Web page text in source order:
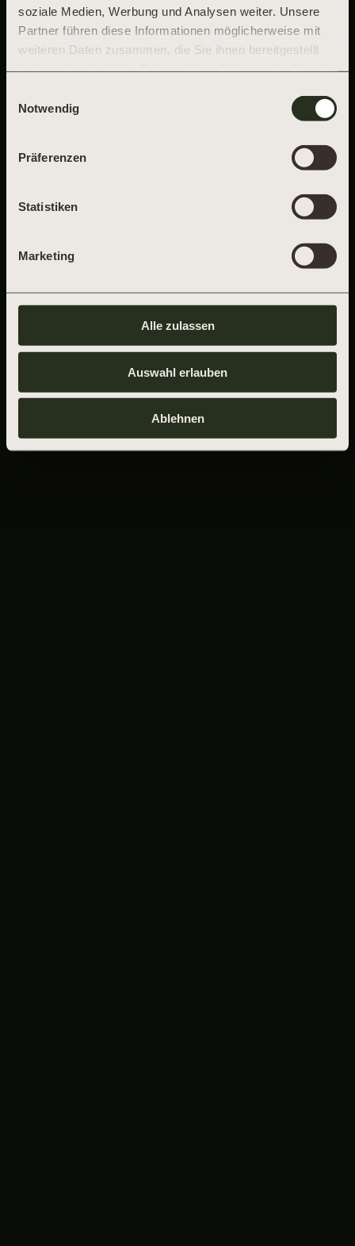
soziale Medien, Werbung und Analysen weiter. Unsere
Partner führen diese Informationen möglicherweise mit
weiteren Daten zusammen, die Sie ihnen bereitgestellt
Notwendig
Präferenzen
Statistiken
Marketing
Alle zulassen
Auswahl erlauben
Ablehnen
ALLGEMEINE GESCHÄFTSBEDINGUNGEN